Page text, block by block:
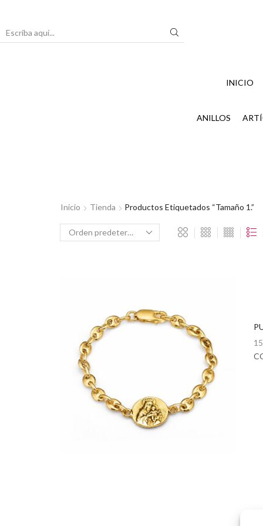
INICIO
ANILLOS
Inicio Tienda Productos Etiquetados “tamaño 1.”